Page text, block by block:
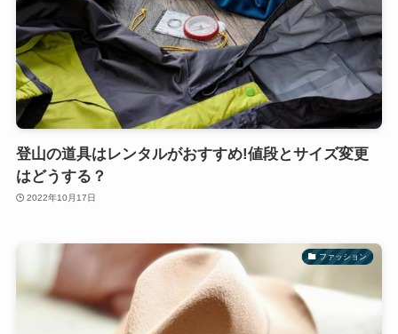
登山の道具はレンタルがおすすめ!値段とサイズ変更
はどうする？
2022年10月17日
ファッション